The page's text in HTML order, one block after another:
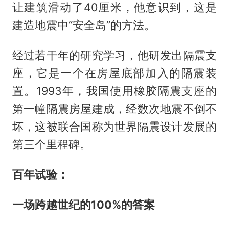
让建筑滑动了40厘米，他意识到，这是
建造地震中“安全岛”的方法。
经过若干年的研究学习，他研发出隔震支
座，它是一个在房屋底部加入的隔震装
置。1993年，我国使用橡胶隔震支座的
第一幢隔震房屋建成，经数次地震不倒不
坏，这被联合国称为世界隔震设计发展的
第三个里程碑。
百年试验：
一场跨越世纪的100%的答案